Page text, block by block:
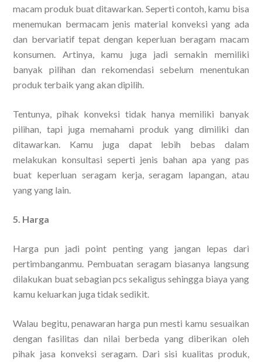
macam produk buat ditawarkan. Seperti contoh, kamu bisa
menemukan bermacam jenis material konveksi yang ada
dan bervariatif tepat dengan keperluan beragam macam
konsumen. Artinya, kamu juga jadi semakin memiliki
banyak pilihan dan rekomendasi sebelum menentukan
produk terbaik yang akan dipilih.
Tentunya, pihak konveksi tidak hanya memiliki banyak
pilihan, tapi juga memahami produk yang dimiliki dan
ditawarkan. Kamu juga dapat lebih bebas dalam
melakukan konsultasi seperti jenis bahan apa yang pas
buat keperluan seragam kerja, seragam lapangan, atau
yang yang lain.
5. Harga
Harga pun jadi point penting yang jangan lepas dari
pertimbanganmu. Pembuatan seragam biasanya langsung
dilakukan buat sebagian pcs sekaligus sehingga biaya yang
kamu keluarkan juga tidak sedikit.
Walau begitu, penawaran harga pun mesti kamu sesuaikan
dengan fasilitas dan nilai berbeda yang diberikan oleh
pihak jasa konveksi seragam. Dari sisi kualitas produk,